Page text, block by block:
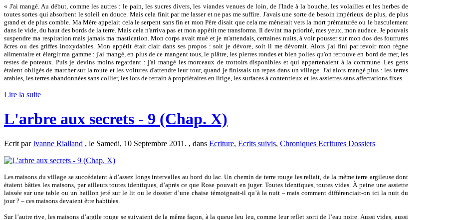
« J'ai mangé. Au début, comme les autres : le pain, les sucres divers, les viandes venues de loin, de l'Inde à la bouche, les volailles et les herbes de
toutes sortes qui absorbent le soleil en douce. Mais cela finit par me lasser et ne pas me suffire. J'avais une sorte de besoin impérieux de plus, de plus
grand et de plus comble. Ma Mère appelait cela le serpent sans fin et mon Père disait que cela me mènerait vers la mort prématurée ou le basculement
dans le vide, du haut des bords de la terre. Mais cela n'arriva pas et mon appétit me transforma. Il devint ma priorité, mes yeux, mon audace. Je pouvais
suspendre ma respiration mais jamais ma mastication. Mon corps avait mué et je m'attendais, certaines nuits, à voir pousser sur mon dos des fourrures
âcres ou des griffes inoxydables. Mon appétit était clair dans ses propos : soit je dévore, soit il me dévorait. Alors j'ai fini par revoir mon règne
alimentaire et élargir ma gamme : j'ai mangé, en plus de ce mangent tous, le plâtre, les pierres rondes et bien polies qu'on retrouve en bord de mer, les
restes de poteaux. Puis je devins moins regardant : j'ai mangé les morceaux de trottoirs disponibles et qui appartenaient à la commune. Les gens
étaient obligés de marcher sur la route et les voitures d'attendre leur tour, quand je finissais un repas dans un village. J'ai alors mangé plus : les terres
arables, les terres abandonnées sans collier, les lots de terrain à propriétaires en litige, les surfaces à contentieux et les assiettes sans affectations fixes.
Lire la suite
L'arbre aux secrets - 9 (Chap. X)
Ecrit parIvanne Rialland , le Samedi, 10 Septembre 2011. , dans Ecriture, Ecrits suivis, Chroniques Ecritures Dossiers
Les maisons du village se succédaient à d’assez longs intervalles au bord du lac. Un chemin de terre rouge les reliait, de la même terre argileuse dont
étaient bâties les maisons, par ailleurs toutes identiques, d’après ce que Rose pouvait en juger. Toutes identiques, toutes vides. À peine une assiette
laissée sur une table ou un haillon jeté sur le lit ou le dossier d’une chaise témoignait-il qu’à la nuit – mais comment différenciait-on ici la nuit du
jour ? – ces maisons devaient être habitées.
Sur l’autre rive, les maisons d’argile rouge se suivaient de la même façon, à la queue leu leu, comme leur reflet sorti de l’eau noire. Aussi vides, aussi